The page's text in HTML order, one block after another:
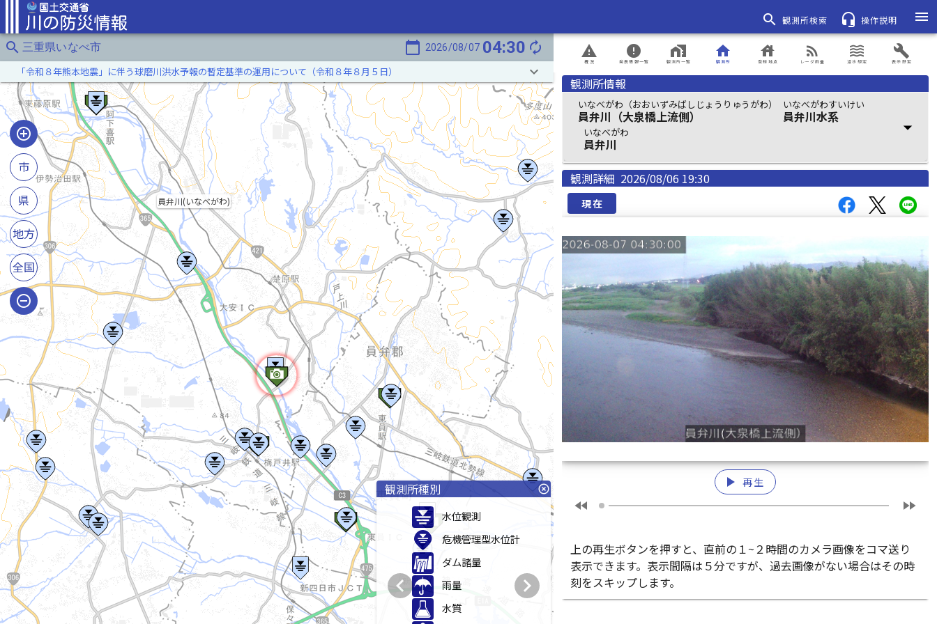
search 観測所検索 headset_mic 操作説明
menu
search 三重県いなべ市 calendar_today 2026/08/07 04:30 autorenew
員弁川(いなべがわ)
「令和８年熊本地震」に伴う球磨川洪水予報の暫定基準の運用について（令和８年８月５日） keyboard_arrow_down
市
県
地方
全国
観測所種別 highlight_off
水位観測
危機管理型水位計
ダム諸量
雨量
水質
chevron_left chevron_right
概況
report_problem
発表情報一覧
error
観測所一覧
home_work
観測所
home
登録地点
house
レーダ雨量
rss_feed
浸水想定
waves
表示設定
build
観測所情報
いなべがわ（おおいずみばしじょうりゅうがわ）
員弁川（大泉橋上流側）
いなべがわすいけい
員弁川水系
いなべがわ
員弁川
arrow_drop_down
観測詳細 2026/08/06 19:30
現在
play_arrow 再生
fast_rewind fast_forward
上の再生ボタンを押すと、直前の１~２時間のカメラ画像をコマ送り
表示できます。表示間隔は５分ですが、過去画像がない場合はその時
刻をスキップします。